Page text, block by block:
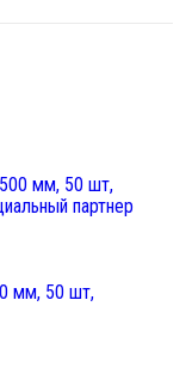
мм, 50 шт,